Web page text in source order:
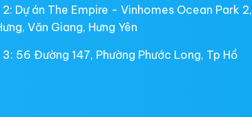
2: Dự án The Empire - Vinhomes Ocean Park 2,
Văn Giang, Hưng Yên
3: 56 Đường 147, Phường Phước Long, Tp Hồ